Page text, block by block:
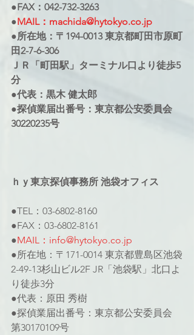
●FAX：042-732-3263
●MAIL：machida@hytokyo.co.jp
●所在地：〒194-0013 東京都町田市原町
田2-7-6-306
ＪＲ「町田駅」ターミナル口より徒歩5
分
●代表：黒木 健太郎
●探偵業届出番号：東京都公安委員会
30220235号
ｈｙ東京探偵事務所 池袋オフィス
●TEL：03-6802-8160
●FAX：03-6802-8161
●MAIL：info@hytokyo.co.jp
●所在地：〒171-0014 東京都豊島区池袋
2-49-13杉山ビル2F JR「池袋駅」北口よ
り徒歩3分
●代表：原田 秀樹
●探偵業届出番号：東京都公安委員会
第30170109号